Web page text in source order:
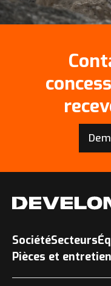
SociétéSecteurs
Pièces et entretien